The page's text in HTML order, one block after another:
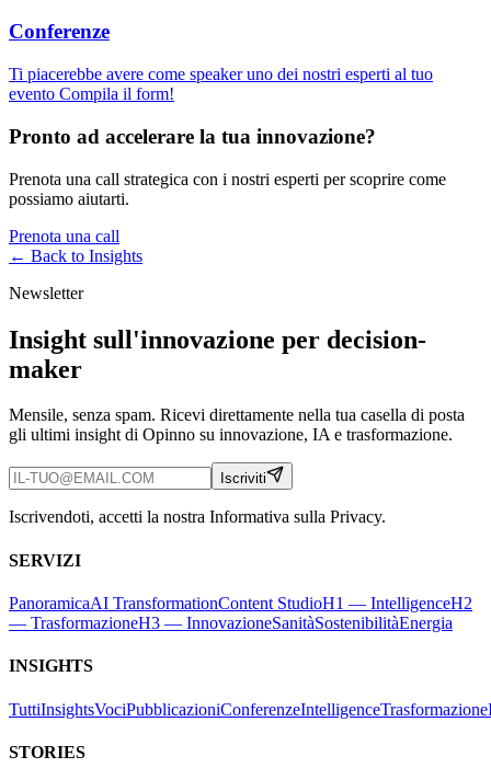
Conferenze
Ti piacerebbe avere come speaker uno dei nostri esperti al tuo
evento Compila il form!
Pronto ad accelerare la tua innovazione?
Prenota una call strategica con i nostri esperti per scoprire come
possiamo aiutarti.
Prenota una call
← Back to Insights
Newsletter
Insight sull'innovazione per decision-
maker
Mensile, senza spam. Ricevi direttamente nella tua casella di posta
gli ultimi insight di Opinno su innovazione, IA e trasformazione.
Iscriviti
Iscrivendoti, accetti la nostra Informativa sulla Privacy.
SERVIZI
PanoramicaAI TransformationContent StudioH1 — IntelligenceH2
— TrasformazioneH3 — InnovazioneSanitàSostenibilitàEnergia
INSIGHTS
TuttiInsightsVociPubblicazioniConferenzeIntelligenceTrasformazione
STORIES